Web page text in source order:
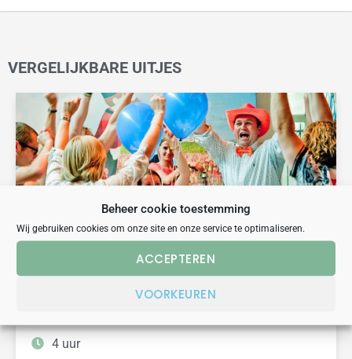
Beheer cookie toestemming
Wij gebruiken cookies om onze site en onze service te optimaliseren.
ACCEPTEREN
VOORKEUREN
VERGELIJKBARE UITJES
dinerspel humor
HOU VAN HOLLAND DINERSPEL EINDHOVEN
4 uur